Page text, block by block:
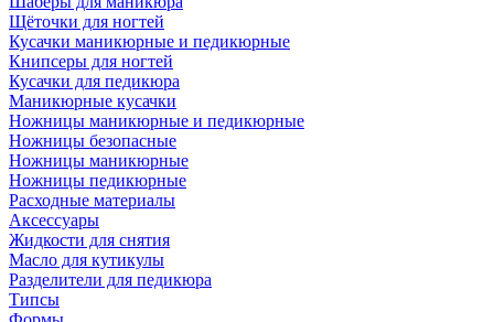
Щёточки для ногтей
Кусачки маникюрные и педикюрные
Книпсеры для ногтей
Кусачки для педикюра
Маникюрные кусачки
Ножницы маникюрные и педикюрные
Ножницы безопасные
Ножницы маникюрные
Ножницы педикюрные
Расходные материалы
Аксессуары
Жидкости для снятия
Масло для кутикулы
Разделители для педикюра
Типсы